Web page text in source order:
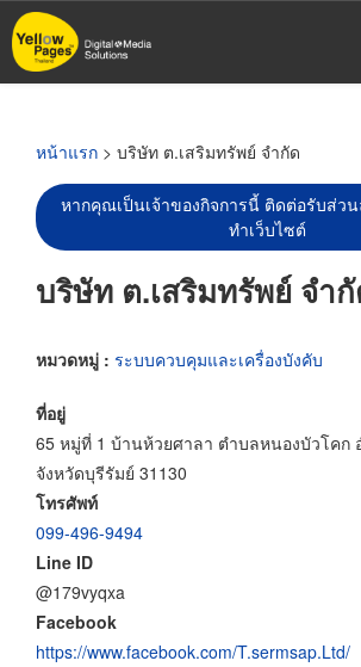
ข้าม
ไป
หน้าแรก > บริษัท ต.เสริมทรัพย์ จำกัด
หากคุณเป็นเจ้าของกิจการนี้ ติดต่อรับส่วน
ทำเว็บไซต์
บริษัท ต.เสริมทรัพย์ จำ
หมวดหมู่ : ระบบควบคุมและเครื่องบังคับ
ที่อยู่
65 หมู่ที่ 1 บ้านห้วยศาลา ตำบลหนองบัวโคก
จังหวัดบุรีรัมย์ 31130
โทรศัพท์
099-496-9494
Line ID
@179vyqxa
Facebook
https://www.facebook.com/T.sermsap.Ltd/